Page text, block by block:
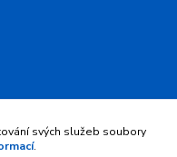
svých služeb soubory
.